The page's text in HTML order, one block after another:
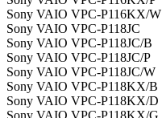
Sony VAIO VPC-P116KX/W
Sony VAIO VPC-P118JC
Sony VAIO VPC-P118JC/B
Sony VAIO VPC-P118JC/P
Sony VAIO VPC-P118JC/W
Sony VAIO VPC-P118KX/B
Sony VAIO VPC-P118KX/D